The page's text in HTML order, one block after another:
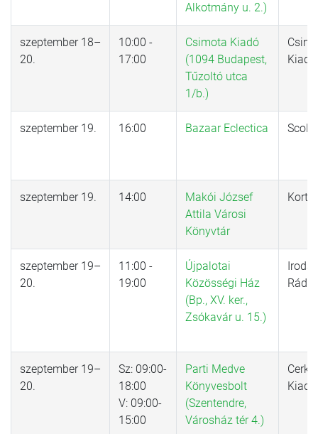
Alkotmány u. 2.)
szeptember 18–
20.
10:00 -
17:00
Csimota Kiadó
(1094 Budapest,
Tűzoltó utca
1/b.)
Kiadó
szeptember 19. 16:00 Bazaar Eclectica
szeptember 19. 14:00
Makói József
Attila Városi
Könyvtár
szeptember 19–
20.
11:00 -
19:00
Újpalotai
Közösségi Ház
(Bp., XV. ker.,
Zsókavár u. 15.)
Rádió
szeptember 19–
20.
Sz: 09:00-
18:00
V: 09:00-
15:00
Parti Medve
Könyvesbolt
(Szentendre,
Városház tér 4.)
Kiadó